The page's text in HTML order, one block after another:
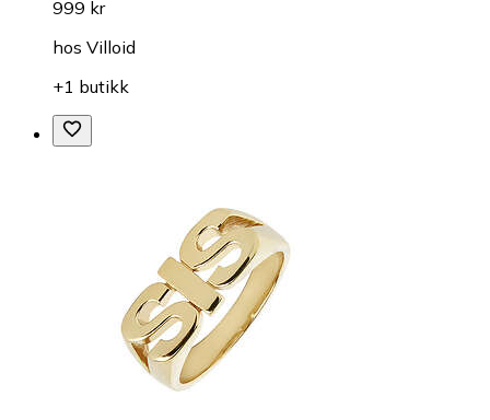
999 kr
hos Villoid
+1 butikk